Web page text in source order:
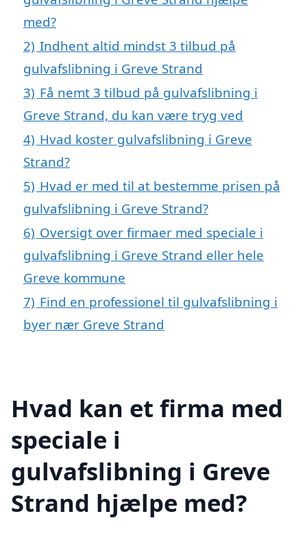
med?
2) Indhent altid mindst 3 tilbud på
gulvafslibning i Greve Strand
3) Få nemt 3 tilbud på gulvafslibning i
Greve Strand, du kan være tryg ved
4) Hvad koster gulvafslibning i Greve
Strand?
5) Hvad er med til at bestemme prisen på
gulvafslibning i Greve Strand?
6) Oversigt over firmaer med speciale i
gulvafslibning i Greve Strand eller hele
Greve kommune
7) Find en professionel til gulvafslibning i
byer nær Greve Strand
Hvad kan et firma med
speciale i
gulvafslibning i Greve
Strand hjælpe med?